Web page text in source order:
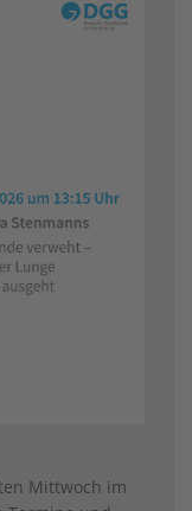
Mittwoch im